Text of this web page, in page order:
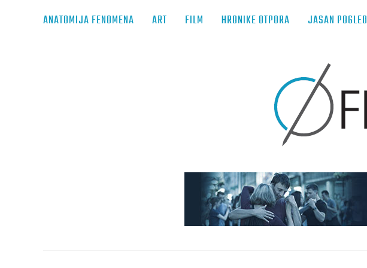
ANATOMIJA FENOMENA ART FILM HRONIKE OTPORA JASAN POGLED